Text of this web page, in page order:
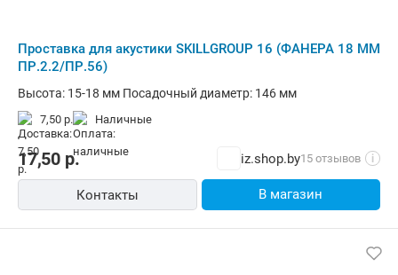
Проставка для акустики SKILLGROUP 16 (ФАНЕРА 18 ММ
ПР.2.2/ПР.56)
Высота: 15-18 мм Посадочный диаметр: 146 мм
7,50 р. наличные
17,50 р. iz.shop.by15 отзывов i
Контакты В магазин